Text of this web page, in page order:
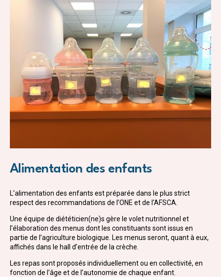
Alimentation des enfants
L’alimentation des enfants est préparée dans le plus strict
respect des recommandations de l’ONE et de l’AFSCA.
Une équipe de diététicien(ne)s gère le volet nutritionnel et
l’élaboration des menus dont les constituants sont issus en
partie de l’agriculture biologique. Les menus seront, quant à eux,
affichés dans le hall d’entrée de la crèche.
Les repas sont proposés individuellement ou en collectivité, en
fonction de l’âge et de l’autonomie de chaque enfant.